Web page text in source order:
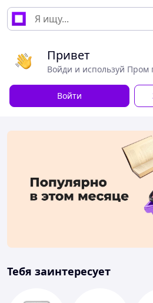
Привет
Войди и используй Пром
Войти
Тебя заинтересует